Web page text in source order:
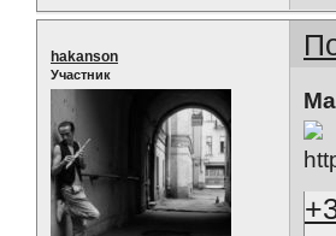
hakanson
Участник